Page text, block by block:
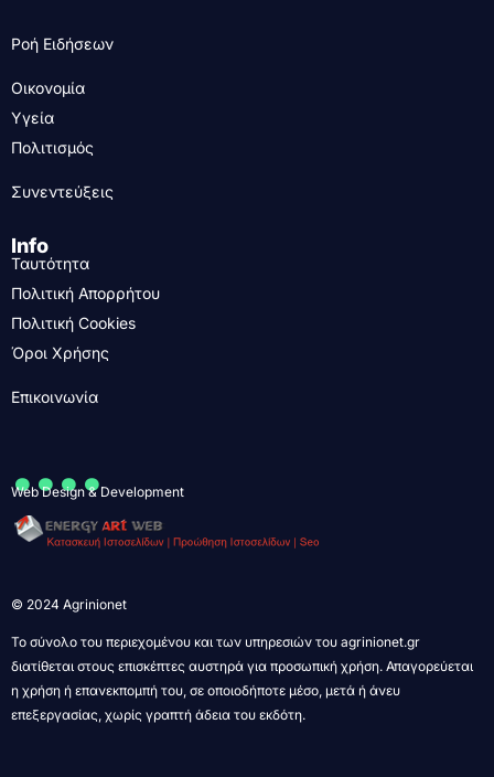
Ροή Ειδήσεων
Οικονομία
Υγεία
Πολιτισμός
Συνεντεύξεις
Info
Ταυτότητα
Πολιτική Απορρήτου
Πολιτική Cookies
Όροι Χρήσης
Επικοινωνία
....
Web Design & Development
© 2024 Agrinionet
Το σύνολο του περιεχομένου και των υπηρεσιών του agrinionet.gr
διατίθεται στους επισκέπτες αυστηρά για προσωπική χρήση. Απαγορεύεται
η χρήση ή επανεκπομπή του, σε οποιοδήποτε μέσο, μετά ή άνευ
επεξεργασίας, χωρίς γραπτή άδεια του εκδότη.